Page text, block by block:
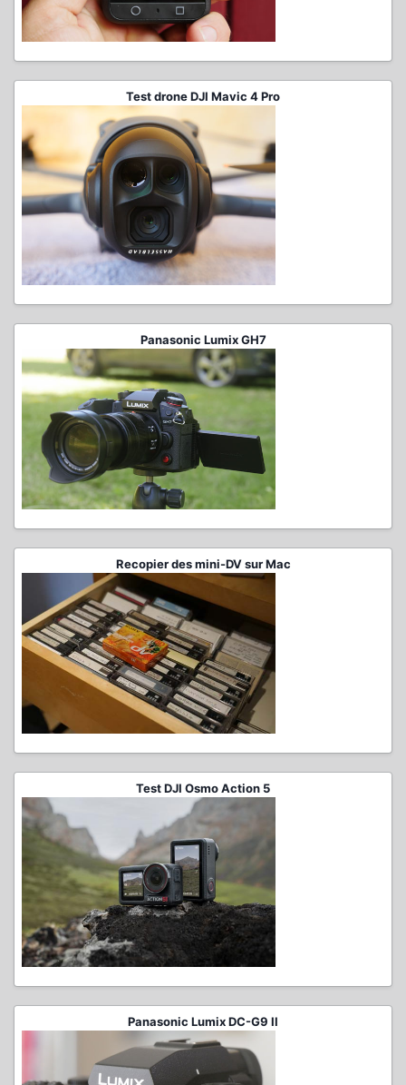
Test drone DJI Mavic 4 Pro
Panasonic Lumix GH7
Recopier des mini-DV sur Mac
Test DJI Osmo Action 5
Panasonic Lumix DC-G9 II